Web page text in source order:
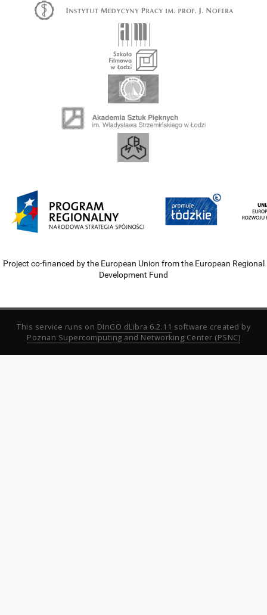
Project co-financed by the European Union from the European Regional
Development Fund
This service runs on DInGO dLibra 6.2.11 software created by
Poznan Supercomputing and Networking Center (PSNC)